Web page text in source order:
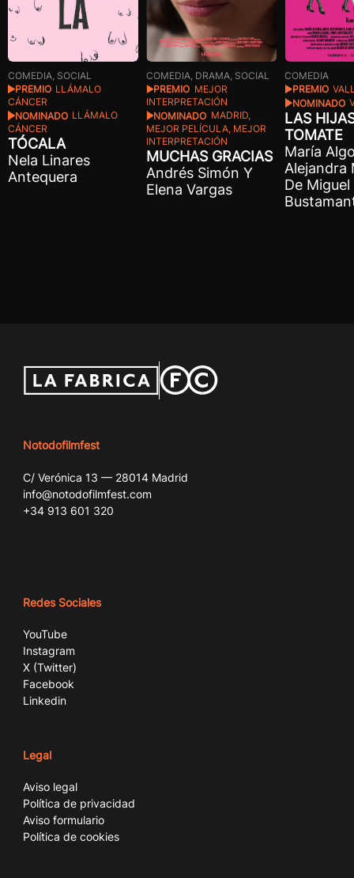
COMEDIA, SOCIAL
PREMIO LLÁMALO
CÁNCER
NOMINADO LLÁMALO
CÁNCER
TÓCALA
Nela Linares
Antequera
COMEDIA, DRAMA, SOCIAL
PREMIO MEJOR
INTERPRETACIÓN
NOMINADO MADRID,
MEJOR PELÍCULA, MEJOR
INTERPRETACIÓN
MUCHAS GRACIAS
Andrés Simón Y
Elena Vargas
COMEDIA
PREMIO
NOMINADO
LAS
TOMATE
María
Alejandra
De
Notodofilmfest
C/ Verónica 13 — 28014 Madrid
info@notodofilmfest.com
+34 913 601 320
Redes Sociales
YouTube
Instagram
X (Twitter)
Facebook
Linkedin
Legal
Aviso legal
Política de privacidad
Aviso formulario
Política de cookies